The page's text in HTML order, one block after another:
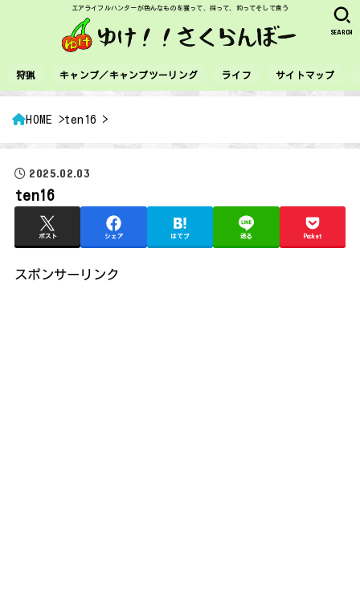
エアライフルハンターが色んなものを獲って、採って、釣ってそして食う
狩猟 キャンプ／キャンプツーリング ライフ サイトマップ
SEARCH
HOME ten16
2025.02.03
ten16
ポスト シェア はてブ 送る Pocket
スポンサーリンク